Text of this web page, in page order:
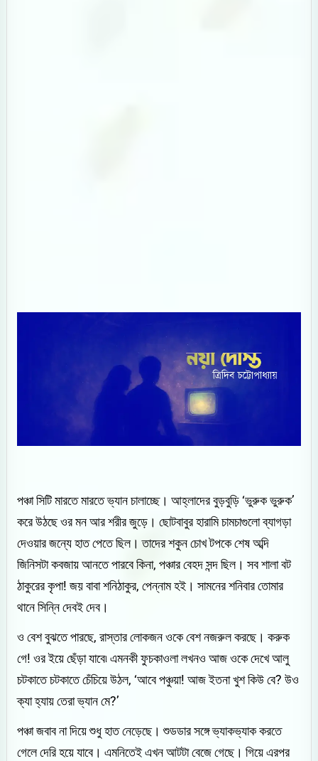
পঞ্চা সিটি মারতে মারতে ভ্যান চালাচ্ছে। আহ্লাদের বুড়বুড়ি ‘ভুরুক ভুরুক’
করে উঠছে ওর মন আর শরীর জুড়ে। ছোটবাবুর হারামি চামচাগুলো ব্যাগড়া
দেওয়ার জন্যে হাত পেতে ছিল। তাদের শকুন চোখ টপকে শেষ অব্দি
জিনিসটা কবজায় আনতে পারবে কিনা, পঞ্চার বেহদ সন্দ ছিল। সব শালা বট
ঠাকুরের কৃপা! জয় বাবা শনিঠাকুর, পেন্নাম হই। সামনের শনিবার তোমার
থানে সিন্নি দেবই দেব।
ও বেশ বুঝতে পারছে, রাস্তার লোকজন ওকে বেশ নজরুল করছে। করুক
গে! ওর ইয়ে ছেঁড়া যাবে৷ এমনকী ফুচকাওলা লখনও আজ ওকে দেখে আলু
চটকাতে চটকাতে চেঁচিয়ে উঠল, ‘আবে পঞ্চুয়া! আজ ইতনা খুশ কিউ বে? উও
ক্যা হ্যায় তেরা ভ্যান মে?’
পঞ্চা জবাব না দিয়ে শুধু হাত নেড়েছে। শুডডার সঙ্গে ভ্যাকভ্যাক করতে
গেলে দেরি হয়ে যাবে। এমনিতেই এখন আটটা বেজে গেছে। গিয়ে এরপর